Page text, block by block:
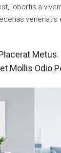
lobortis a
venenatis
Mollis Odio